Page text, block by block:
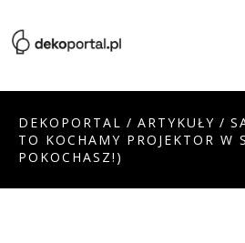
DEKOPORTAL / ARTYKUŁY /
TO KOCHAMY PROJEKTOR W
POKOCHASZ!)